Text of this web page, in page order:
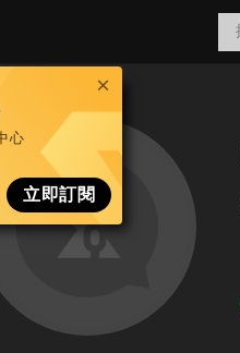
心
立即訂閱